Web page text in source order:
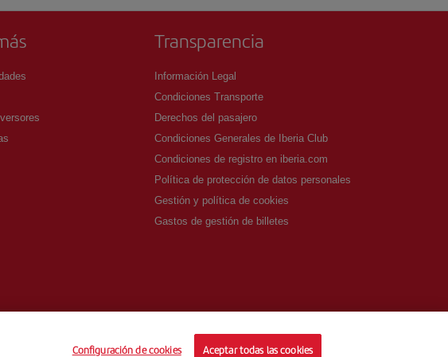
Transparencia
Información Legal
Condiciones Transporte
Derechos del pasajero
Condiciones Generales de Iberia Club
Condiciones de registro en iberia.com
Política de protección de datos personales
Gestión y política de cookies
Gastos de gestión de billetes
Configuración de cookies Aceptar todas las cookies